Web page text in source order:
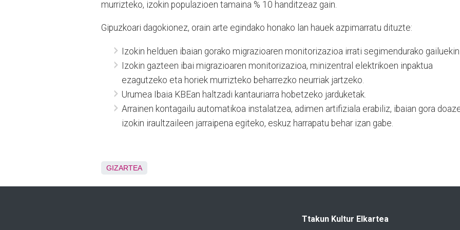
murrizteko, izokin populazioen tamaina % 10 handitzeaz gain.
Gipuzkoari dagokionez, orain arte egindako honako lan hauek azpimarratu dituzte:
Izokin helduen ibaian gorako migrazioaren monitorizazioa irrati segimendurako
Izokin gazteen ibai migrazioaren monitorizazioa, minizentral elektrikoen inpaktua
ezagutzeko eta horiek murrizteko beharrezko neurriak jartzeko.
Urumea Ibaia KBEan haltzadi kantauriarra hobetzeko jarduketak.
Arrainen kontagailu automatikoa instalatzea, adimen artifiziala erabiliz, ibaian gora
izokin iraultzaileen jarraipena egiteko, eskuz harrapatu behar izan gabe.
GIZARTEA
Ttakun Kultur Elkartea